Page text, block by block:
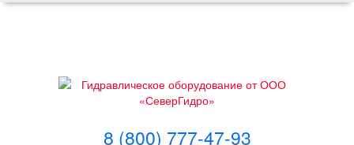
8 (800) 777-47-93